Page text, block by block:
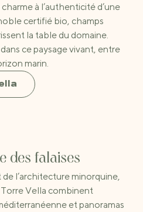
à l’authenticité d’une
certifié bio, champs
la table du domaine.
ce paysage vivant, entre
marin.
des falaises
l’architecture minorquine,
Vella combinent
et panoramas